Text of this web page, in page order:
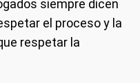
siempre dicen
el proceso y la
respetar la